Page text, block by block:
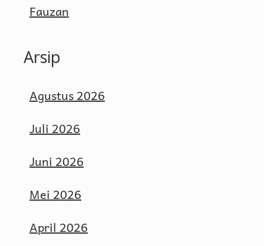
Fauzan
Arsip
Agustus 2026
Juli 2026
Juni 2026
Mei 2026
April 2026